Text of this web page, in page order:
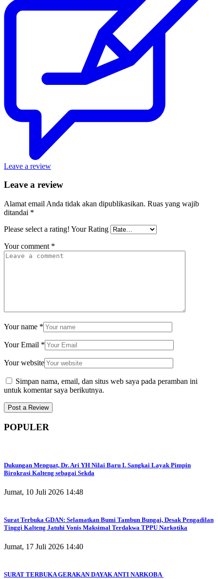
Leave a review
Leave a review
Alamat email Anda tidak akan dipublikasikan. Ruas yang wajib
ditandai *
Please select a rating! Your Rating
Your comment *
Your name *
Your Email *
Your website
Simpan nama, email, dan situs web saya pada peramban ini
untuk komentar saya berikutnya.
POPULER
Dukungan Menguat, Dr. Ari YH Nilai Baru I. Sangkai Layak Pimpin
Birokrasi Kalteng sebagai Sekda
Jumat, 10 Juli 2026 14:48
Surat Terbuka GDAN: Selamatkan Bumi Tambun Bungai, Desak Pengadilan
Tinggi Kalteng Jatuhi Vonis Maksimal Terdakwa TPPU Narkotika
Jumat, 17 Juli 2026 14:40
SURAT TERBUKA GERAKAN DAYAK ANTI NARKOBA